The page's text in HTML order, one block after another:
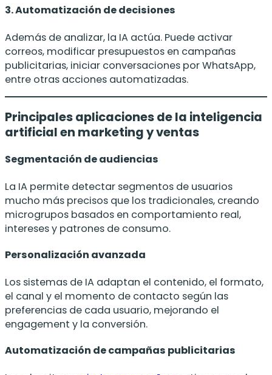
3. Automatización de decisiones
Además de analizar, la IA actúa. Puede activar
correos, modificar presupuestos en campañas
publicitarias, iniciar conversaciones por WhatsApp,
entre otras acciones automatizadas.
Principales aplicaciones de la inteligencia
artificial en marketing y ventas
Segmentación de audiencias
La IA permite detectar segmentos de usuarios
mucho más precisos que los tradicionales, creando
microgrupos basados en comportamiento real,
intereses y patrones de consumo.
Personalización avanzada
Los sistemas de IA adaptan el contenido, el formato,
el canal y el momento de contacto según las
preferencias de cada usuario, mejorando el
engagement y la conversión.
Automatización de campañas publicitarias